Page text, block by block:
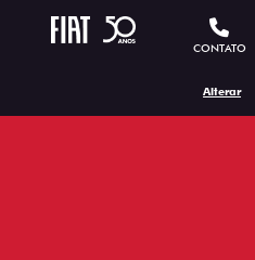
CONTATO
Alterar